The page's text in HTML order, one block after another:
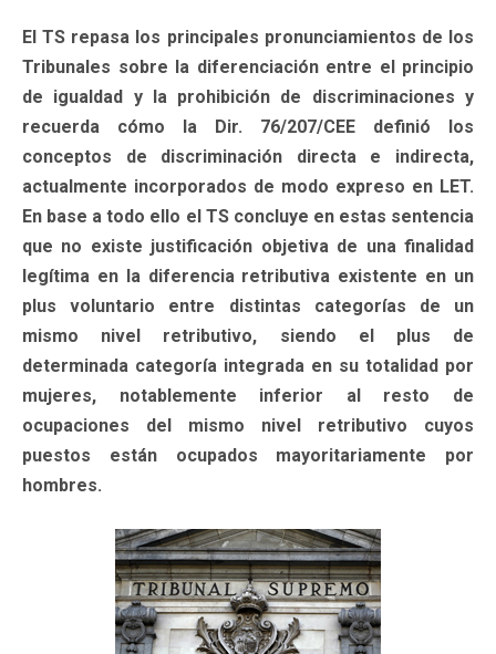
El TS repasa los principales pronunciamientos de los
Tribunales sobre la diferenciación entre el principio
de igualdad y la prohibición de discriminaciones y
recuerda cómo la Dir. 76/207/CEE definió los
conceptos de discriminación directa e indirecta,
actualmente incorporados de modo expreso en LET.
En base a todo ello el TS concluye en estas sentencia
que no existe justificación objetiva de una finalidad
legítima en la diferencia retributiva existente en un
plus voluntario entre distintas categorías de un
mismo nivel retributivo, siendo el plus de
determinada categoría integrada en su totalidad por
mujeres, notablemente inferior al resto de
ocupaciones del mismo nivel retributivo cuyos
puestos están ocupados mayoritariamente por
hombres.